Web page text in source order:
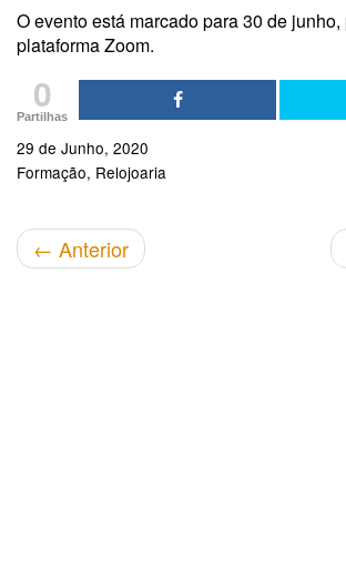
O evento está marcado para 30 de
plataforma Zoom.
0
Partilhas
29 de Junho, 2020
Formação Relojoaria
← Anterior